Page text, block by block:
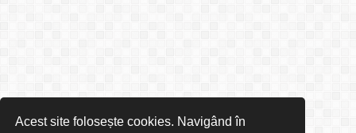
Acest site folosește cookies. Navigând în